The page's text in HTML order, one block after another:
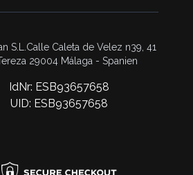
S.L.Calle Caleta de Velez n39, 41
29004 Málaga - Spanien
IdNr: ESB93657658
UID: ESB93657658